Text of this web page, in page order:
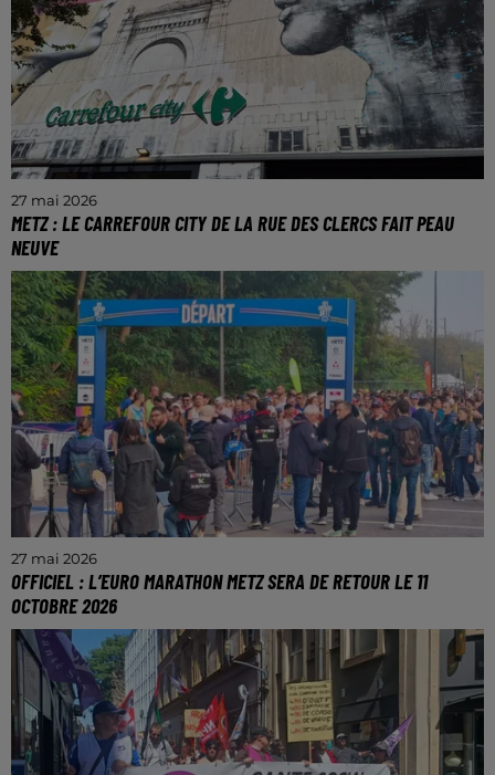
27 mai 2026
METZ : LE CARREFOUR CITY DE LA RUE DES CLERCS FAIT PEAU
NEUVE
Le Carrefour City de la rue des Clercs à fermé ses
portes pour rénovation pendant trois semaines. Il a
rouvert ses portes la semaine dernière avec un...
27 mai 2026
OFFICIEL : L’EURO MARATHON METZ SERA DE RETOUR LE 11
OCTOBRE 2026
Les inscriptions ouvrent le mardi 2 juin.